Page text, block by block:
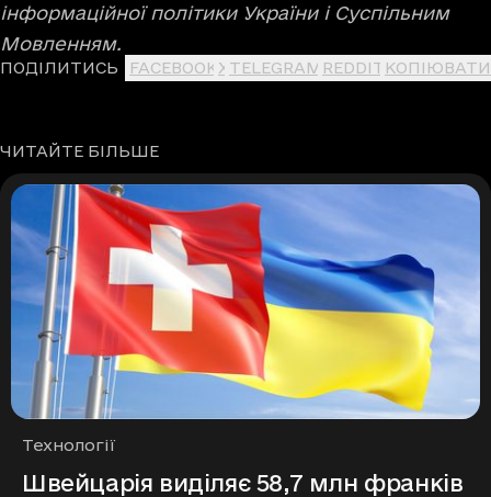
інформаційної політики України і Суспільним
Мовленням.
ПОДІЛИТИСЬ FACEBOOK X TELEGRAM REDDIT КОПІЮВАТИ
ЧИТАЙТЕ БІЛЬШЕ
Рубрики
Технології
Швейцарія виділяє 58,7 млн франків